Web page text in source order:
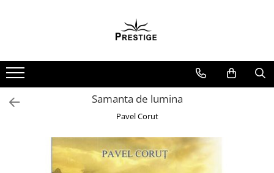
Noutati
Promotii
Pachete Speciale Carti
Arte Divinatorii
Samanta de lumina
Pavel Corut